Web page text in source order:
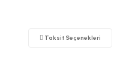
Taksit Seçenekleri